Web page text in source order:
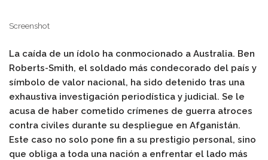
Screenshot
La caída de un ídolo ha conmocionado a Australia. Ben
Roberts-Smith, el soldado más condecorado del país y
símbolo de valor nacional, ha sido detenido tras una
exhaustiva investigación periodística y judicial. Se le
acusa de haber cometido crímenes de guerra atroces
contra civiles durante su despliegue en Afganistán.
Este caso no solo pone fin a su prestigio personal, sino
que obliga a toda una nación a enfrentar el lado más